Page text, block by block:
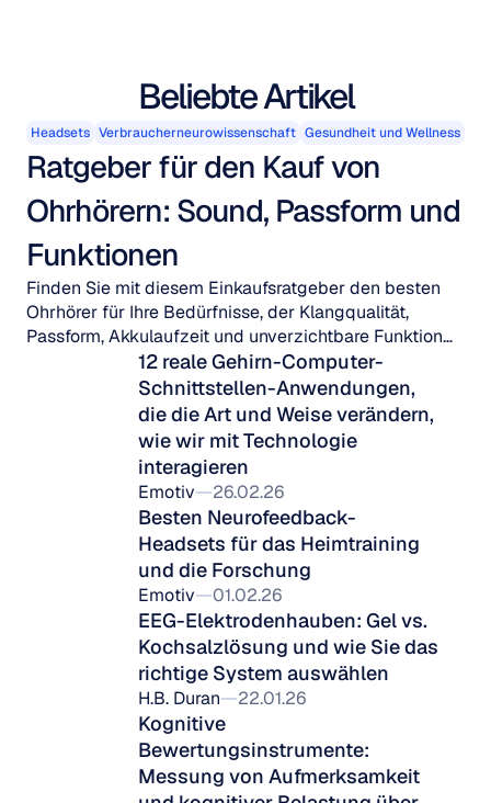
Beliebte Artikel
Headsets Verbraucherneurowissenschaft Gesundheit und Wellness
Ratgeber für den Kauf von
Ohrhörern: Sound, Passform und
Funktionen
Finden Sie mit diesem Einkaufsratgeber den besten
Ohrhörer für Ihre Bedürfnisse, der Klangqualität,
Passform, Akkulaufzeit und unverzichtbare Funktionen
für jeden Lebensstil abdeckt.
12 reale Gehirn-Computer-
Schnittstellen-Anwendungen,
die die Art und Weise verändern,
wie wir mit Technologie
interagieren
Emotiv 26.02.26
Besten Neurofeedback-
Headsets für das Heimtraining
und die Forschung
Emotiv 01.02.26
EEG-Elektrodenhauben: Gel vs.
Kochsalzlösung und wie Sie das
richtige System auswählen
H.B. Duran 22.01.26
Kognitive
Bewertungsinstrumente:
Messung von Aufmerksamkeit